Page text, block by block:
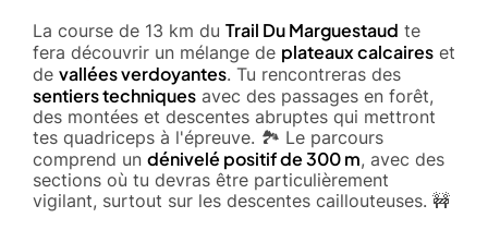
La course de 13 km du Trail Du Marguestaud te
fera découvrir un mélange de plateaux calcaires et
de vallées verdoyantes. Tu rencontreras des
sentiers techniques avec des passages en forêt,
des montées et descentes abruptes qui mettront
tes quadriceps à l'épreuve. 🏞️ Le parcours
comprend un dénivelé positif de 300 m, avec des
sections où tu devras être particulièrement
vigilant, surtout sur les descentes caillouteuses. 🚧